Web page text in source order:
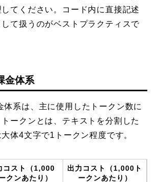
てください。コード内に直接記述
て扱うのがベストプラクティスで
金体系
系は、主に使用したトークン数に
ークンとは、テキストを分割した
体4文字で1トークン程度です。
コスト（1,000
クンあたり）
出力コスト（1,000ト
ークンあたり）